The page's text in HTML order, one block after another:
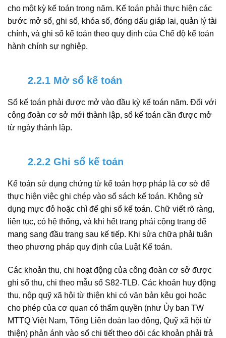
cho một kỳ kế toán trong năm. Kế toán phải thực hiện các
bước mở sổ, ghi sổ, khóa số, đóng dấu giáp lai, quản lý tài
chính, và ghi sổ kế toán theo quy định của Chế độ kế toán
hành chính sự nghiệp.
2.2.1 Mở sổ kế toán
Sổ kế toán phải được mở vào đầu kỳ kế toán năm. Đối với
công đoàn cơ sở mới thành lập, sổ kế toán cần được mở
từ ngày thành lập.
2.2.2 Ghi sổ kế toán
Kế toán sử dụng chứng từ kế toán hợp pháp là cơ sở để
thực hiện việc ghi chép vào sổ sách kế toán. Không sử
dụng mực đỏ hoặc chì để ghi sổ kế toán. Chữ viết rõ ràng,
liên tục, có hệ thống, và khi hết trang phải cộng trang để
mang sang đầu trang sau kế tiếp. Khi sửa chữa phải tuân
theo phương pháp quy định của Luật Kế toán.
Các khoản thu, chi hoạt động của công đoàn cơ sở được
ghi sổ thu, chi theo mẫu số S82-TLĐ. Các khoản huy động
thu, nộp quỹ xã hội từ thiện khi có văn bản kêu gọi hoặc
cho phép của cơ quan có thẩm quyền (như Ủy ban TW
MTTQ Việt Nam, Tổng Liên đoàn lao động, Quỹ xã hội từ
thiện) phản ánh vào sổ chi tiết theo dõi các khoản phải trả